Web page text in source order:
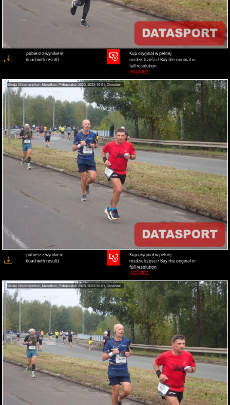
pobierz z wynikiem
(load with result)
Kup oryginał w pełnej
rozdzielczości / Buy the original in
full resolution
HIGH-RES
pobierz z wynikiem
(load with result)
Kup oryginał w pełnej
rozdzielczości / Buy the original in
full resolution
HIGH-RES